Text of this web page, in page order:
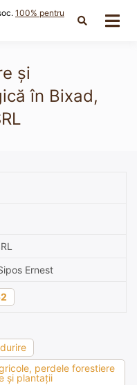
100% pentru
și
în Bixad,
Ernest
perdele forestiere
şi plantaţii